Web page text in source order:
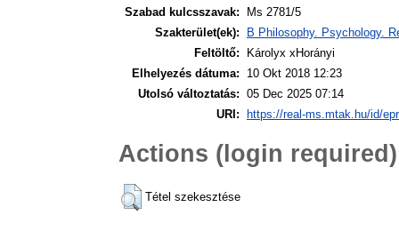
Szabad kulcsszavak:
Ms 2781/5
Szakterület(ek):
B Philosophy. Psychology.
Feltöltő:
Károlyx xHorányi
Elhelyezés dátuma:
10 Okt 2018 12:23
Utolsó változtatás: 05 Dec 2025 07:14
URI:
https://real-ms.mtak.hu/id/
Actions (login required)
Tétel szekesztése